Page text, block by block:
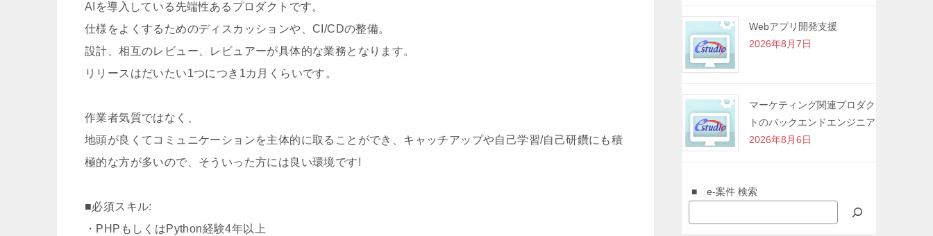
AIを導入している先端性あるプロダクトです。
仕様をよくするためのディスカッションや、CI/CDの整備。
設計、相互のレビュー、レビュアーが具体的な業務となります。
リリースはだいたい1つにつき1カ月くらいです。
作業者気質ではなく、
地頭が良くてコミュニケーションを主体的に取ることができ、キャッチアップや自己学習/自己研鑽にも積
極的な方が多いので、そういった方には良い環境です!
■必須スキル:
・PHPもしくはPython経験4年以上
Webアプリ開発支援
2026年8月7日
マーケティング関連プロダク
トのバックエンドエンジニア
2026年8月6日
■ e-案件 検索